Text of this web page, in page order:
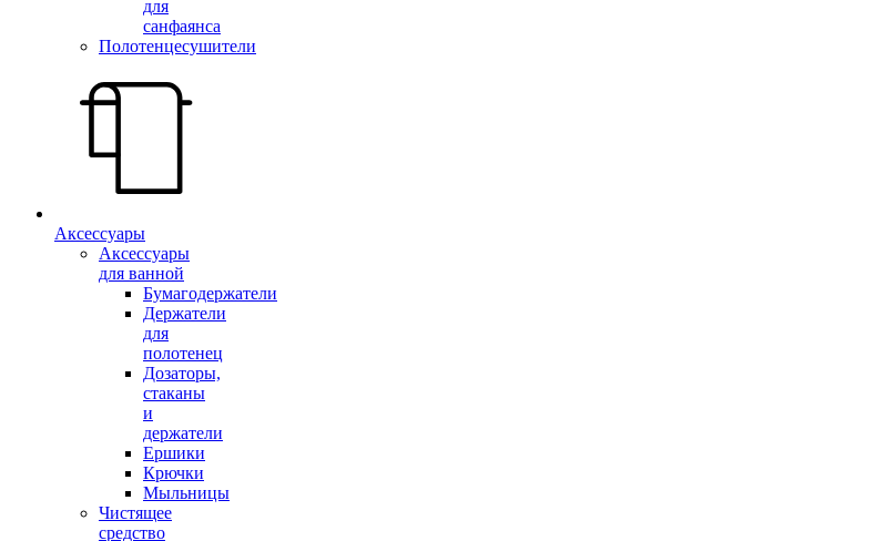
для
санфаянса
Полотенцесушители
Аксессуары
Аксессуары
для ванной
Бумагодержатели
Держатели
для
полотенец
Дозаторы,
стаканы
и
держатели
Ершики
Крючки
Мыльницы
Чистящее
средство